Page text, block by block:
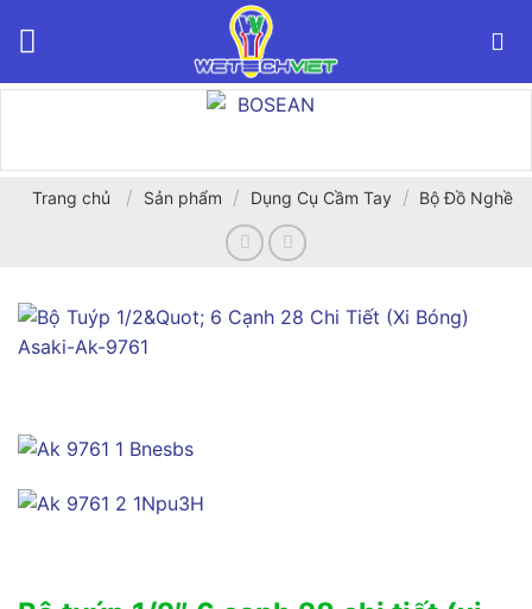
Trang chủ / Sản phẩm / Dụng Cụ Cầm Tay / Bộ Đồ Nghề